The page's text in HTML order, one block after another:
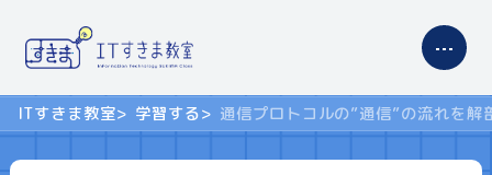
ITすきま教室 学習する 通信プロトコルの”通信”の流れを解